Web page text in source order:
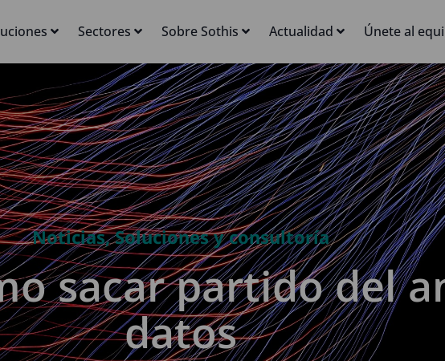
Sectores Sobre Sothis Actualidad Únete al
Noticias,Soluciones y consultoría
sacar partido del
datos